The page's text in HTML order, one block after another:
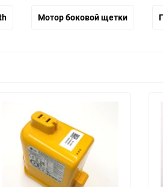
Мотор боковой щетки